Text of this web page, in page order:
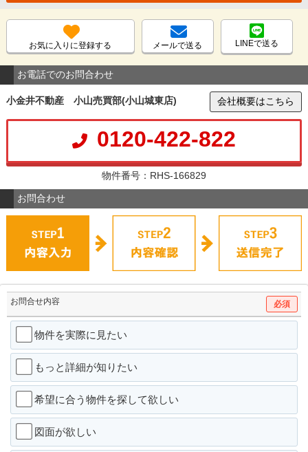
お気に入りに登録する メールで送る LINEで送る
お電話でのお問合わせ
小金井不動産 小山売買部(小山城東店) 会社概要はこちら
0120-422-822
物件番号：RHS-166829
お問合わせ
お問合せ内容 必須
物件を実際に見たい
もっと詳細が知りたい
希望に合う物件を探して欲しい
図面が欲しい